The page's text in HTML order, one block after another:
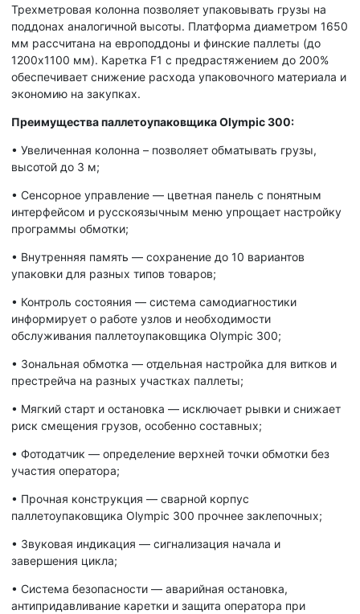
Трехметровая колонна позволяет упаковывать грузы на
поддонах аналогичной высоты. Платформа диаметром 1650
мм рассчитана на европоддоны и финские паллеты (до
1200x1100 мм). Каретка F1 с предрастяжением до 200%
обеспечивает снижение расхода упаковочного материала и
экономию на закупках.
Преимущества паллетоупаковщика Olympic 300:
• Увеличенная колонна – позволяет обматывать грузы,
высотой до 3 м;
• Сенсорное управление — цветная панель с понятным
интерфейсом и русскоязычным меню упрощает настройку
программы обмотки;
• Внутренняя память — сохранение до 10 вариантов
упаковки для разных типов товаров;
• Контроль состояния — система самодиагностики
информирует о работе узлов и необходимости
обслуживания паллетоупаковщика Olympic 300;
• Зональная обмотка — отдельная настройка для витков и
престрейча на разных участках паллеты;
• Мягкий старт и остановка — исключает рывки и снижает
риск смещения грузов, особенно составных;
• Фотодатчик — определение верхней точки обмотки без
участия оператора;
• Прочная конструкция — сварной корпус
паллетоупаковщика Olympic 300 прочнее заклепочных;
• Звуковая индикация — сигнализация начала и
завершения цикла;
• Система безопасности — аварийная остановка,
антипридавливание каретки и защита оператора при